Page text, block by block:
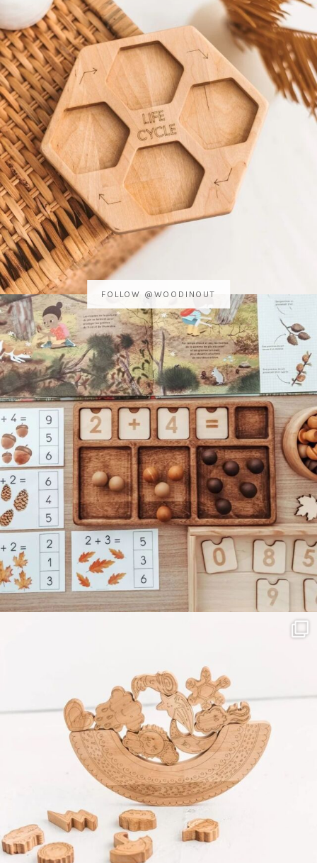
FOLLOW @WOODINOUT